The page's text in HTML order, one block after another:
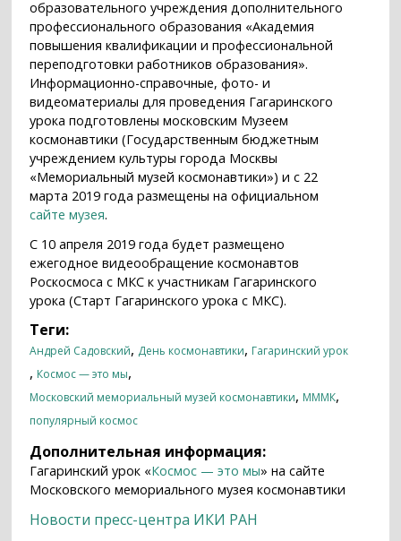
образовательного учреждения дополнительного
профессионального образования «Академия
повышения квалификации и профессиональной
переподготовки работников образования».
Информационно-справочные, фото- и
видеоматериалы для проведения Гагаринского
урока подготовлены московским Музеем
космонавтики (Государственным бюджетным
учреждением культуры города Москвы
«Мемориальный музей космонавтики») и с 22
марта 2019 года размещены на официальном
сайте музея.
С 10 апреля 2019 года будет размещено
ежегодное видеообращение космонавтов
Роскосмоса с МКС к участникам Гагаринского
урока (Старт Гагаринского урока с МКС).
Теги:
Андрей Садовский, День космонавтики, Гагаринский урок
, Космос — это мы,
Московский мемориальный музей космонавтики, МММК,
популярный космос
Дополнительная информация:
Гагаринский урок «Космос — это мы» на сайте
Московского мемориального музея космонавтики
Новости пресс-центра ИКИ РАН